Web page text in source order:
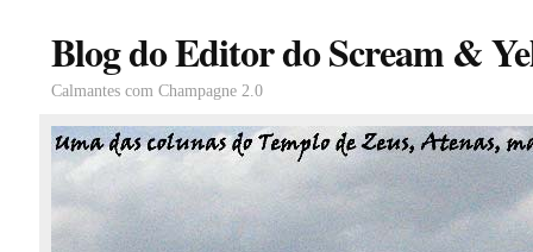
Blog do Editor do Scream &
Calmantes com Champagne 2.0